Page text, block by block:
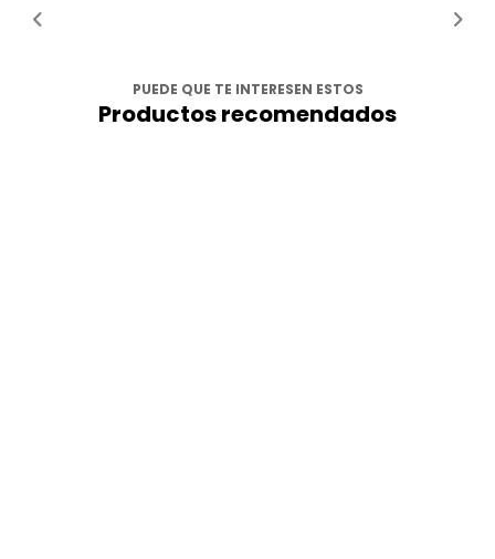
PUEDE QUE TE INTERESEN ESTOS
Productos recomendados